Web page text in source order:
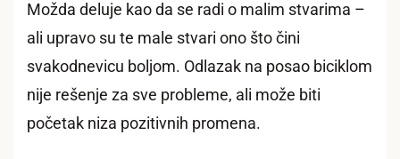
Možda deluje kao da se radi o malim stvarima –
ali upravo su te male stvari ono što čini
svakodnevicu boljom. Odlazak na posao biciklom
nije rešenje za sve probleme, ali može biti
početak niza pozitivnih promena.